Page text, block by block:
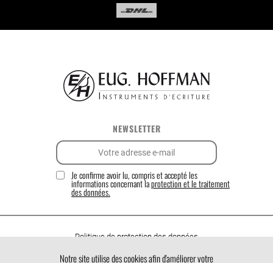
NEWSLETTER
Je confirme avoir lu, compris et accepté les
informations concernant laprotection et le traitement
des données.
Politique de protection des données
Politique de cookies
Notre site utilise des cookies afin d'améliorer votre